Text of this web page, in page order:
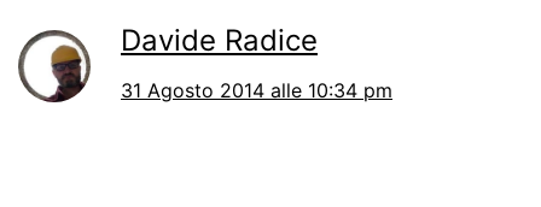
Davide Radice
31 Agosto 2014 alle 10:34 pm